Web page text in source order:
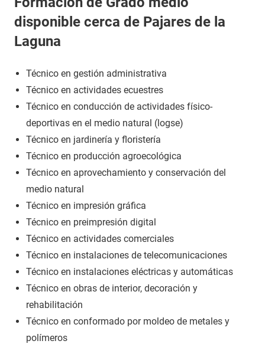
disponible cerca de Pajares de la
Laguna
Técnico en gestión administrativa
Técnico en actividades ecuestres
Técnico en conducción de actividades físico-
deportivas en el medio natural (logse)
Técnico en jardinería y floristería
Técnico en producción agroecológica
Técnico en aprovechamiento y conservación del
medio natural
Técnico en impresión gráfica
Técnico en preimpresión digital
Técnico en actividades comerciales
Técnico en instalaciones de telecomunicaciones
Técnico en instalaciones eléctricas y automáticas
Técnico en obras de interior, decoración y
rehabilitación
Técnico en conformado por moldeo de metales y
polímeros